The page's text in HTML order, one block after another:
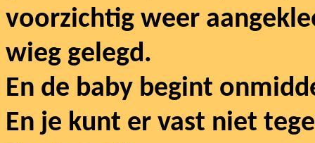
voorzichtig weer
wieg gelegd.
En de baby begint
En je kunt er vast niet